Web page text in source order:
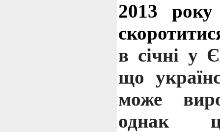
2013
в січні у
що
може
однак